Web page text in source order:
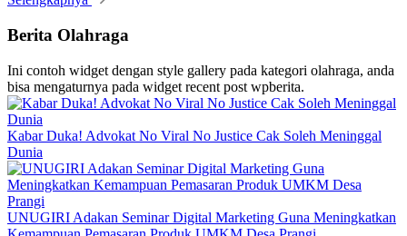
Berita Olahraga
Ini contoh widget dengan style gallery pada kategori olahraga, anda
bisa mengaturnya pada widget recent post wpberita.
Kabar Duka! Advokat No Viral No Justice Cak Soleh Meninggal
Dunia
UNUGIRI Adakan Seminar Digital Marketing Guna Meningkatkan